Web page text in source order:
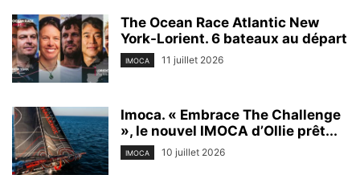
The Ocean Race Atlantic New
York-Lorient. 6 bateaux au départ
IMOCA 11 juillet 2026
Imoca. « Embrace The Challenge
», le nouvel IMOCA d’Ollie prêt...
IMOCA 10 juillet 2026